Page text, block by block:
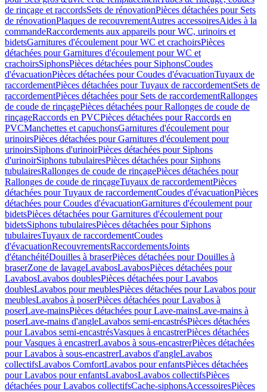
de rinçage et raccordsSets de rénovationPièces détachées pour Sets
de rénovationPlaques de recouvrementAutres accessoiresAides à la
commandeRaccordements aux appareils pour WC, urinoirs et
bidetsGarnitures d'écoulement pour WC et crachoirsPièces
détachées pour Garnitures d'écoulement pour WC et
crachoirsSiphonsPièces détachées pour SiphonsCoudes
d'évacuationPièces détachées pour Coudes d'évacuationTuyaux de
raccordementPièces détachées pour Tuyaux de raccordementSets de
raccordementPièces détachées pour Sets de raccordementRallonges
de coude de rinçagePièces détachées pour Rallonges de coude de
rinçageRaccords en PVCPièces détachées pour Raccords en
PVCManchettes et capuchonsGarnitures d'écoulement pour
urinoirsPièces détachées pour Garnitures d'écoulement pour
urinoirsSiphons d'urinoirPièces détachées pour Siphons
d'urinoirSiphons tubulairesPièces détachées pour Siphons
tubulairesRallonges de coude de rinçagePièces détachées pour
Rallonges de coude de rinçageTuyaux de raccordementPièces
détachées pour Tuyaux de raccordementCoudes d'évacuationPièces
détachées pour Coudes d'évacuationGarnitures d'écoulement pour
bidetsPièces détachées pour Garnitures d'écoulement pour
bidetsSiphons tubulairesPièces détachées pour Siphons
tubulairesTuyaux de raccordementCoudes
d'évacuationRecouvrementsRaccordementsJoints
d'étanchéitéDouilles à braserPièces détachées pour Douilles à
braserZone de lavageLavabosLavabosPièces détachées pour
LavabosLavabos doublesPièces détachées pour Lavabos
doublesLavabos pour meublesPièces détachées pour Lavabos pour
meublesLavabos à poserPièces détachées pour Lavabos à
poserLave-mainsPièces détachées pour Lave-mainsLave-mains à
poserLave-mains d'angleLavabos semi-encastrésPièces détachées
pour Lavabos semi-encastrésVasques à encastrerPièces détachées
pour Vasques à encastrerLavabos à sous-encastrerPièces détachées
pour Lavabos à sous-encastrerLavabos d'angleLavabos
collectifsLavabos ComfortLavabos pour enfantsPièces détachées
pour Lavabos pour enfantsLavabosLavabos collectifsPièces
détachées pour Lavabos collectifsCache-siphonsAccessoiresPièces